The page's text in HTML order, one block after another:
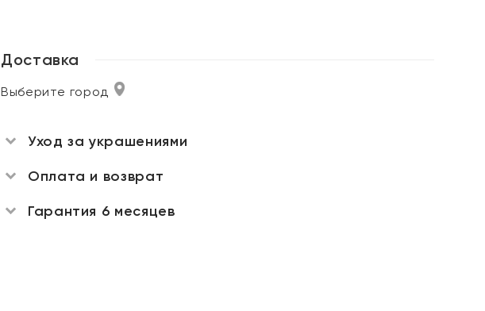
Доставка
Выберите город
Уход за украшениями
Оплата и возврат
Гарантия 6 месяцев